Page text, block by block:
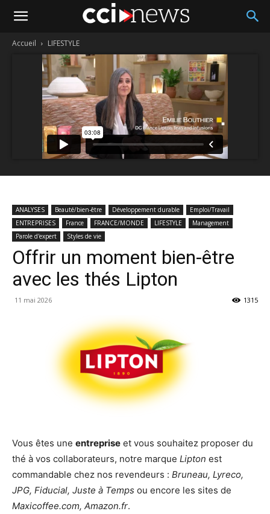
Accueil LIFESTYLE
ANALYSES Beauté/bien-être Développement durable
Emploi/Travail
ENTREPRISES
France FRANCE/MONDE LIFESTYLE
Management
Parole d'expert
Styles de vie
Offrir un moment bien-être
avec les thés Lipton
11 mai 2026 1315
Vous êtes une entreprise et vous souhaitez proposer du
thé à vos collaborateurs, notre marque Lipton est
commandable chez nos revendeurs : Bruneau, Lyreco,
JPG, Fiducial, Juste à Temps ou encore les sites de
Maxicoffee.com, Amazon.fr.